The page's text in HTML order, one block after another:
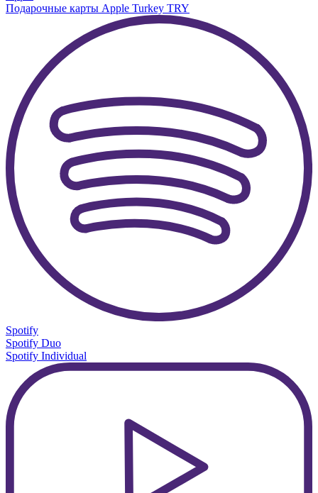
Подарочные карты Apple Turkey TRY
Spotify
Spotify Duo
Spotify Individual